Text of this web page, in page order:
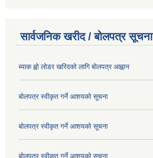
सार्वजनिक खरीद / बोलपत्र सूचना
ब्याक ह्वो लोडर खरिदको लागि बोलपत्र आह्वान
बोलपत्र स्वीकृत गर्ने आशयको सूचना
बोलपत्र स्वीकृत गर्ने आशयको सूचना
बोलपत्र स्वीकृत गर्ने आशयको सूचना